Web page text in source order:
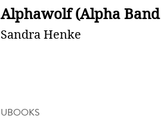
Alphawolf (Alpha
Sandra Henke
UBOOKS